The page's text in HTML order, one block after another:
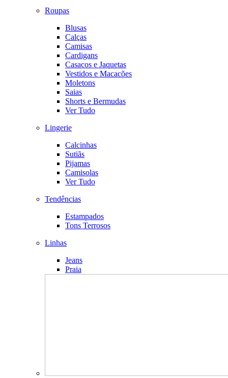
Roupas
Blusas
Calças
Camisas
Cardigans
Casacos e Jaquetas
Vestidos e Macacões
Moletons
Saias
Shorts e Bermudas
Ver Tudo
Lingerie
Calcinhas
Sutiãs
Pijamas
Camisolas
Ver Tudo
Tendências
Estampados
Tons Terrosos
Linhas
Jeans
Praia